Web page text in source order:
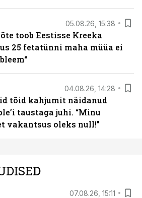
05.08.26, 15:38
toob Eestisse Kreeka
25 fetatünni maha müüa ei
04.08.26, 14:28
tõid kahjumit näidanud
taustaga juhi. “Minu
vakantsus oleks null!”
07.08.26, 15:11